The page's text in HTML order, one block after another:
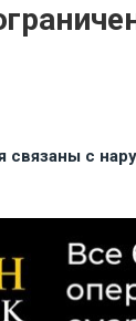
связаны с